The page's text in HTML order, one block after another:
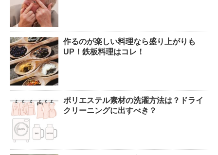
腹痛、しかも激痛・吐き気もあ
る。どんなことが考えられる？
癒しを与えてくれるメダカ。そ
の産卵時期はいつ？
作るのが楽しい料理なら盛り上がりも
UP！鉄板料理はコレ！
ポリエステル素材の洗濯方法は？ドライ
クリーニングに出すべき？